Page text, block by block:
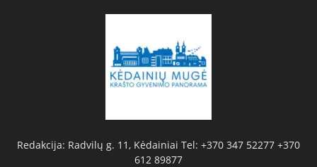
Redakcija: Radvilų g. 11, Kėdainiai Tel: +370 347 52277 +370
612 89877